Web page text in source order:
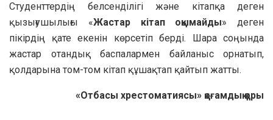
Студенттердің белсенділігі және кітапқа деген
қызығушылығы «Жастар кітап оқымайды» деген
пікірдің қате екенін көрсетіп берді. Шара соңында
жастар отандық баспалармен байланыс орнатып,
қолдарына том-том кітап құшақтап қайтып жатты.
«Отбасы хрестоматиясы» қоғамдық қоры